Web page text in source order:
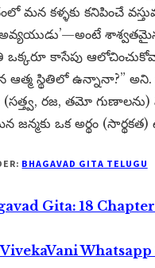
మన కళ్ళకు కనిపించే
ఒక్కరూ కాసేపు
ఆత్మ స్థితిలో ఉన్నానా?”
(సత్త్వ, రజ, తమో
జన్మకు ఒక అర్థం (సార్థకత)
BHAGAVAD GITA TELUGU
Gita: 18